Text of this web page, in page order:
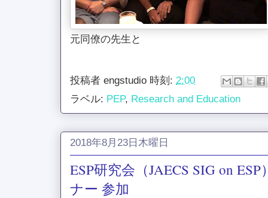
元同僚の先生と
投稿者 engstudio 時刻: 2:00
ラベル: PEP, Research and Education
2018年8月23日木曜日
ESP研究会（JAECS SIG on
ナー 参加